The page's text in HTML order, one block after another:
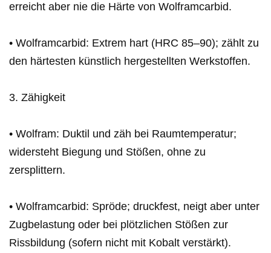
erreicht aber nie die Härte von Wolframcarbid.
• Wolframcarbid: Extrem hart (HRC 85–90); zählt zu
den härtesten künstlich hergestellten Werkstoffen.
3. Zähigkeit
• Wolfram: Duktil und zäh bei Raumtemperatur;
widersteht Biegung und Stößen, ohne zu
zersplittern.
• Wolframcarbid: Spröde; druckfest, neigt aber unter
Zugbelastung oder bei plötzlichen Stößen zur
Rissbildung (sofern nicht mit Kobalt verstärkt).